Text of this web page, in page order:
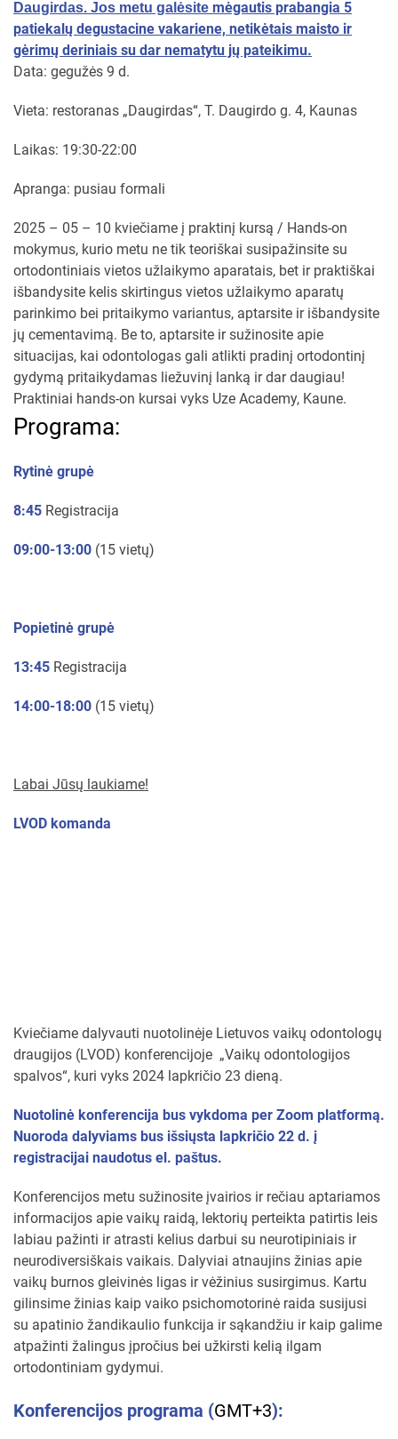
Daugirdas. Jos metu galėsite mėgautis prabangia 5
patiekalų degustacine vakariene, netikėtais maisto ir
gėrimų deriniais su dar nematytu jų pateikimu.
Data: gegužės 9 d.
Vieta: restoranas „Daugirdas“, T. Daugirdo g. 4, Kaunas
Laikas: 19:30-22:00
Apranga: pusiau formali
2025 – 05 – 10 kviečiame į praktinį kursą / Hands-on
mokymus, kurio metu ne tik teoriškai susipažinsite su
ortodontiniais vietos užlaikymo aparatais, bet ir praktiškai
išbandysite kelis skirtingus vietos užlaikymo aparatų
parinkimo bei pritaikymo variantus, aptarsite ir išbandysite
jų cementavimą. Be to, aptarsite ir sužinosite apie
situacijas, kai odontologas gali atlikti pradinį ortodontinį
gydymą pritaikydamas liežuvinį lanką ir dar daugiau!
Praktiniai hands-on kursai vyks Uze Academy, Kaune.
Programa:
Rytinė grupė
8:45 Registracija
09:00-13:00 (15 vietų)
Popietinė grupė
13:45 Registracija
14:00-18:00 (15 vietų)
Labai Jūsų laukiame!
LVOD komanda
Kviečiame dalyvauti nuotolinėje Lietuvos vaikų odontologų
draugijos (LVOD) konferencijoje „Vaikų odontologijos
spalvos“, kuri vyks 2024 lapkričio 23 dieną.
Nuotolinė konferencija bus vykdoma per Zoom platformą.
Nuoroda dalyviams bus išsiųsta lapkričio 22 d. į
registracijai naudotus el. paštus.
Konferencijos metu sužinosite įvairios ir rečiau aptariamos
informacijos apie vaikų raidą, lektorių perteikta patirtis leis
labiau pažinti ir atrasti kelius darbui su neurotipiniais ir
neurodiversiškais vaikais. Dalyviai atnaujins žinias apie
vaikų burnos gleivinės ligas ir vėžinius susirgimus. Kartu
gilinsime žinias kaip vaiko psichomotorinė raida susijusi
su apatinio žandikaulio funkcija ir sąkandžiu ir kaip galime
atpažinti žalingus įpročius bei užkirsti kelią ilgam
ortodontiniam gydymui.
Konferencijos programa (GMT+3):